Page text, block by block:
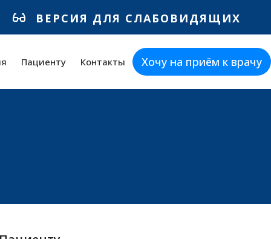
ВЕРСИЯ ДЛЯ СЛАБОВИДЯЩИХ
Пациенту Контакты Хочу на приём к врачу